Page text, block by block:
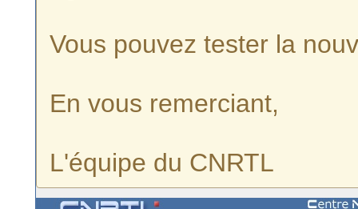
Vous pouvez tester la
En vous remerciant,
L'équipe du CNRTL